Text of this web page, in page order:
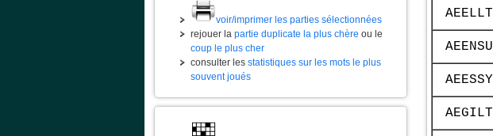
voir/imprimer les parties sélectionnées
rejouer la partie duplicate la plus chère ou le
coup le plus cher
consulter les statistiques sur les mots le plus
souvent joués
AEELLT
AEENSU
AEESSY
AEGILT